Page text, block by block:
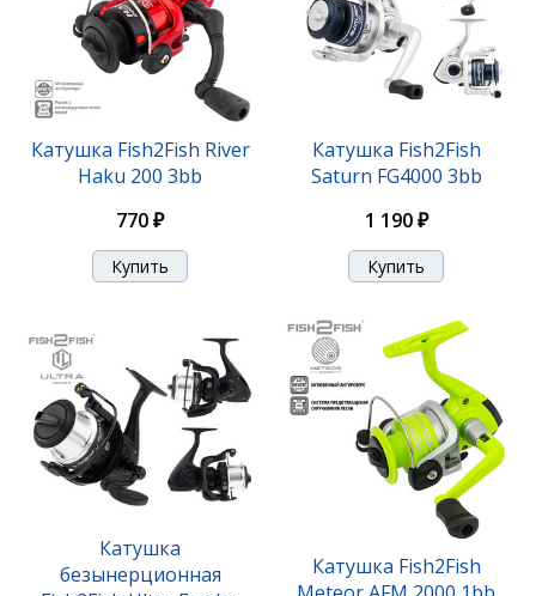
Катушка Fish2Fish River
Haku 200 3bb
770 ₽
Катушка Fish2Fish
Saturn FG4000 3bb
1 190 ₽
Катушка
безынерционная
Катушка Fish2Fish